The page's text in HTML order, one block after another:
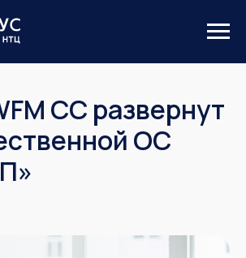
CC развернут
ОС